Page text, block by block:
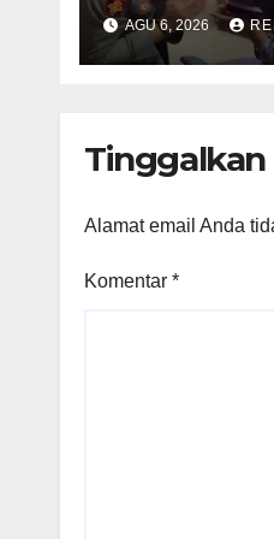
Terkejut
Bantuan
Propam
AGU 6, 2026
Tinggalkan
Alamat email Anda
Komentar *